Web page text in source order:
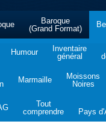
Baroque
(Grand Format)
Humour
Inventaire
général
Marmaille
Moissons
Noires
Tout
comprendre
Pays